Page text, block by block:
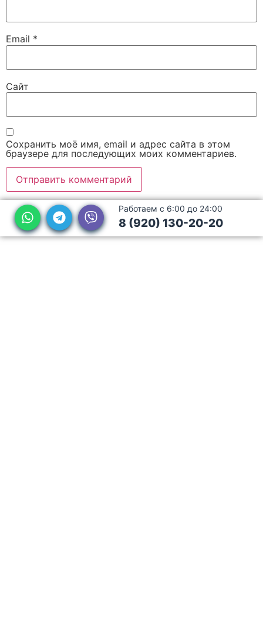
Email *
Сайт
Сохранить моё имя, email и адрес сайта в этом
браузере для последующих моих комментариев.
Работаем с 6:00 до 24:00
8 (920) 130-20-20